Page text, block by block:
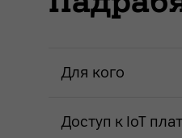
Для кого
Доступ к IoT